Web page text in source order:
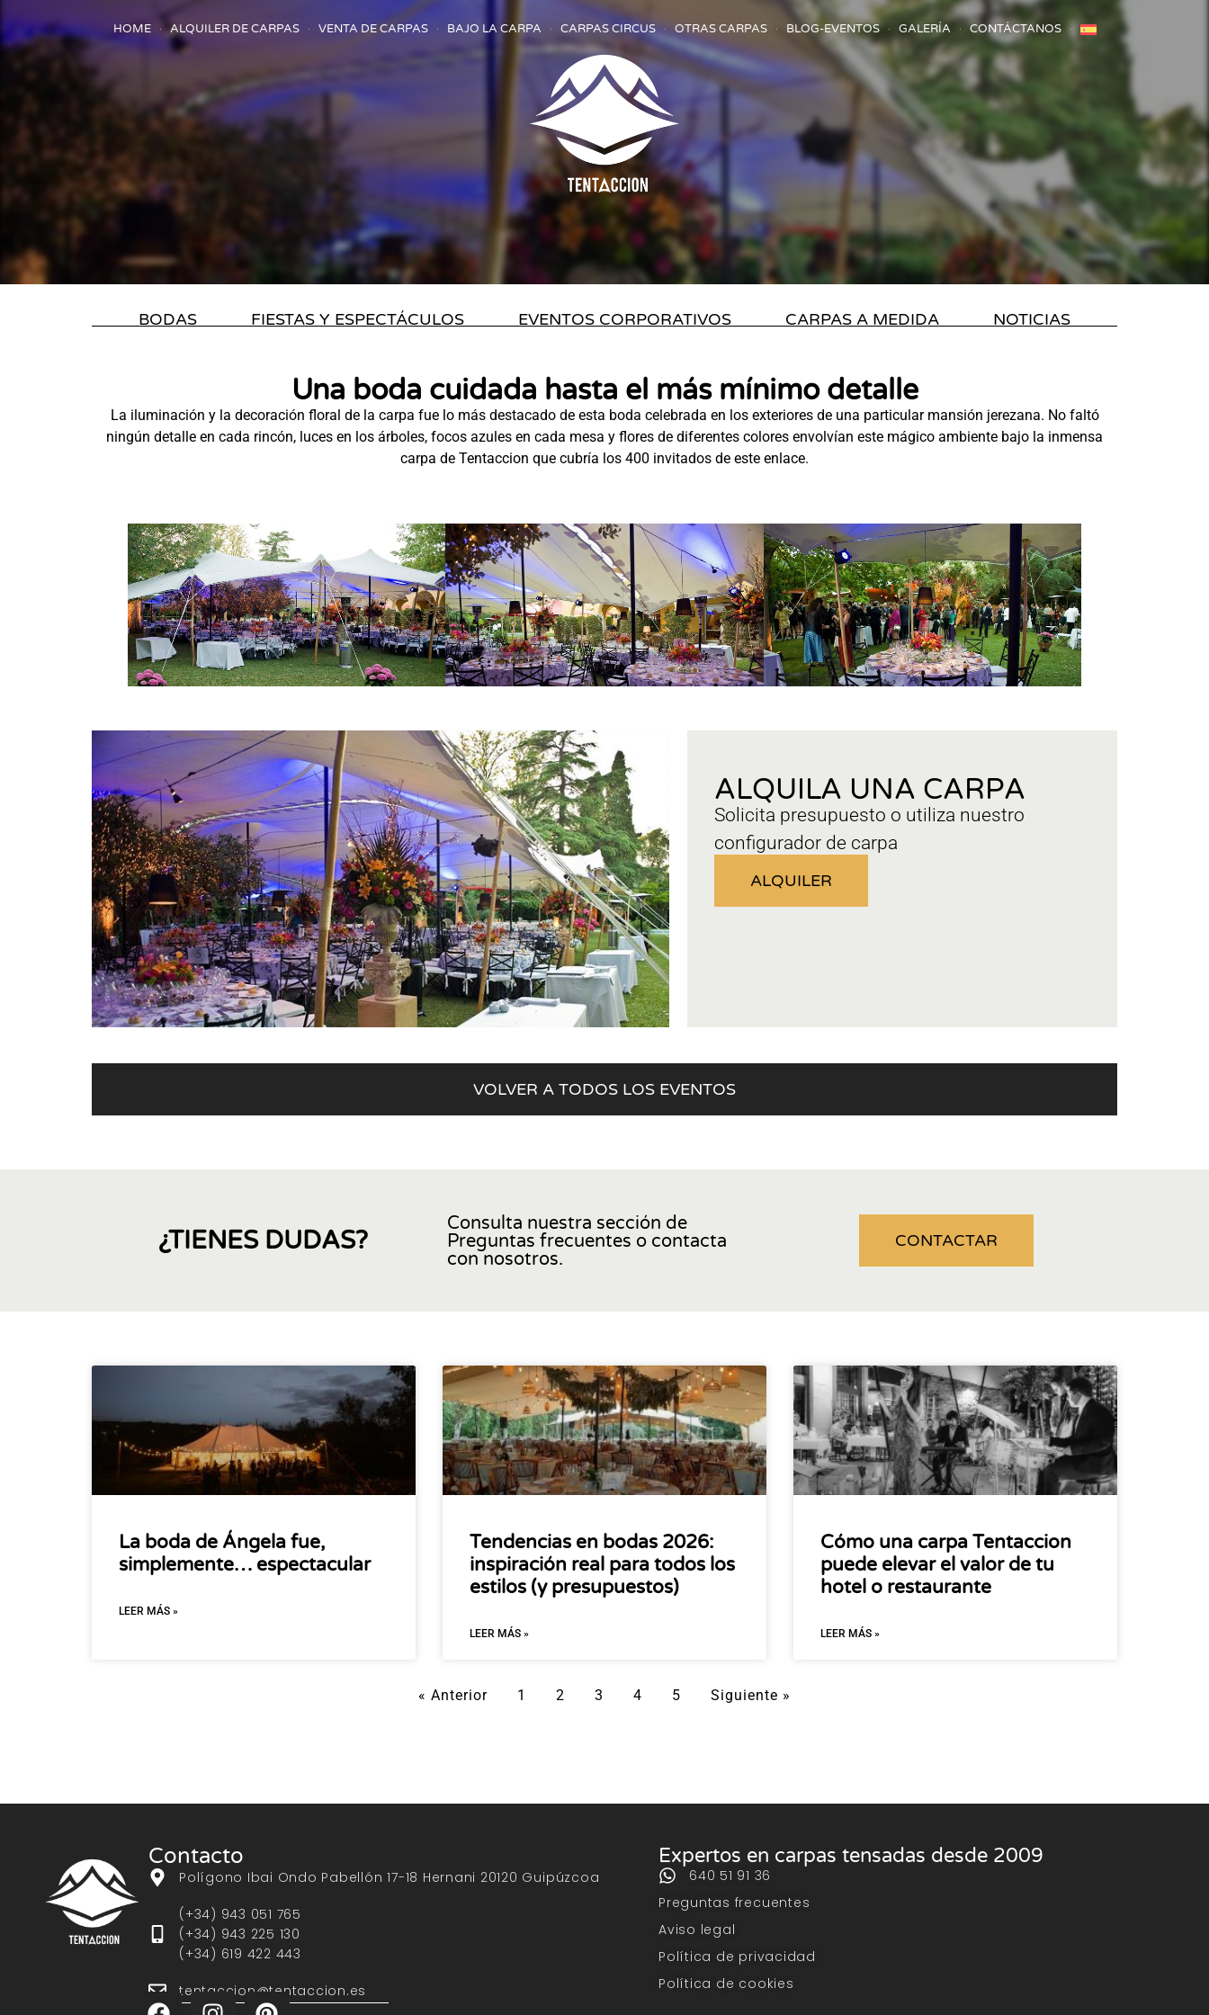
HOME ALQUILER DE CARPAS VENTA DE CARPAS BAJO LA CARPA CARPAS CIRCUS OTRAS CARPAS BLOG-EVENTOS GALERÍA CONTÁCTANOS
BODAS FIESTAS Y ESPECTÁCULOS EVENTOS CORPORATIVOS CARPAS A MEDIDA NOTICIAS
Una boda cuidada hasta el más mínimo detalle
La iluminación y la decoración floral de la carpa fue lo más destacado de esta boda celebrada en los exteriores de una particular mansión jerezana. No faltó
ningún detalle en cada rincón, luces en los árboles, focos azules en cada mesa y flores de diferentes colores envolvían este mágico ambiente bajo la inmensa
carpa de Tentaccion que cubría los 400 invitados de este enlace.
ALQUILA UNA CARPA
Solicita presupuesto o utiliza nuestro
configurador de carpa
ALQUILER
VOLVER A TODOS LOS EVENTOS
¿TIENES DUDAS?
Consulta nuestra sección de
Preguntas frecuentes o contacta
con nosotros.
CONTACTAR
La boda de Ángela fue,
simplemente… espectacular
LEER MÁS »
Tendencias en bodas 2026:
inspiración real para todos los
estilos (y presupuestos)
LEER MÁS »
Cómo una carpa Tentaccion
puede elevar el valor de tu
hotel o restaurante
LEER MÁS »
« Anterior 1 2 3 4 5 Siguiente »
Contacto
Polígono Ibai Ondo Pabellón 17-18 Hernani 20120 Guipúzcoa
(+34) 943 051 765
(+34) 943 225 130
(+34) 619 422 443
tentaccion@tentaccion.es
Expertos en carpas tensadas desde 2009
640 51 91 36
Preguntas frecuentes
Aviso legal
Política de privacidad
Política de cookies